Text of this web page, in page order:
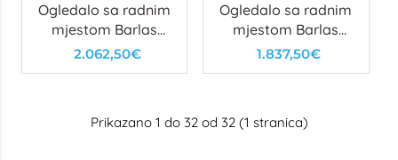
Ogledalo sa radnim
mjestom Barlas
Basic
2.062,50€
Ogledalo sa radnim
mjestom Barlas
Basic Wob
1.837,50€
Prikazano 1 do 32 od 32 (1 stranica)